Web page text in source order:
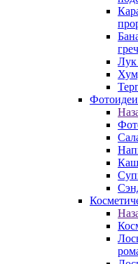
Лук
Фотоидеи